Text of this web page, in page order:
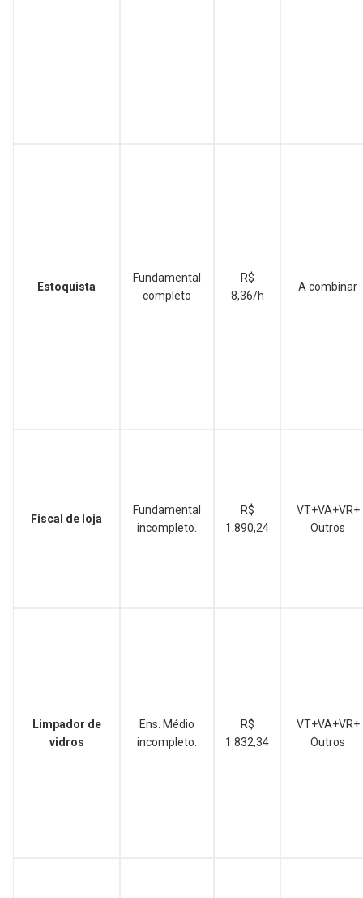
Estoquista
Fundamental
completo
R$
8,36/h
A combinar
Fiscal de loja
Fundamental
incompleto.
R$
1.890,24
VT+VA+VR+
Outros
Limpador de
vidros
Ens. Médio
incompleto.
R$
1.832,34
VT+VA+VR+
Outros